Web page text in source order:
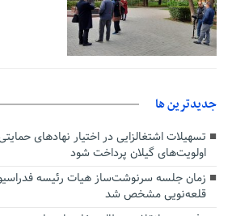
جديدترين ها
تسهیلات اشتغالزایی در اختیار نهادهای
اولویت‌های گیلان پرداخت شود
زمان جلسه سرنوشت‌ساز هیات رئیسه
قلعه‌نویی مشخص شد